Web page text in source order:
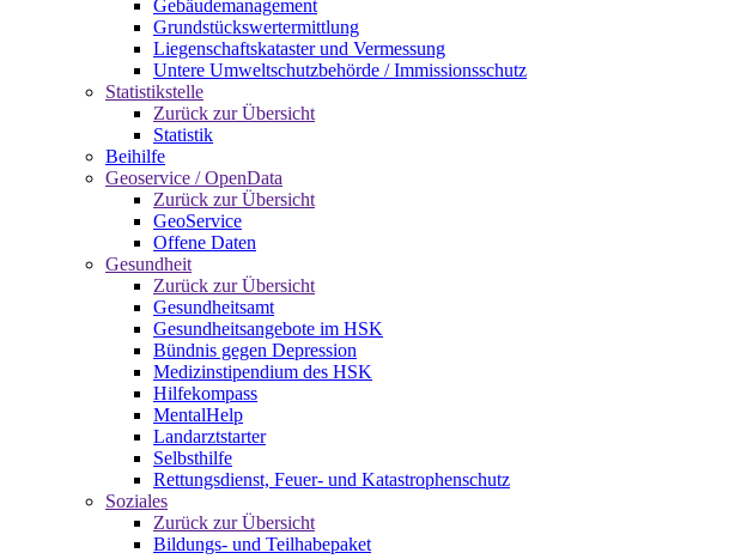
Gebäudemanagement
Grundstückswertermittlung
Liegenschaftskataster und Vermessung
Untere Umweltschutzbehörde / Immissionsschutz
Statistikstelle
Zurück zur Übersicht
Statistik
Beihilfe
Geoservice / OpenData
Zurück zur Übersicht
GeoService
Offene Daten
Gesundheit
Zurück zur Übersicht
Gesundheitsamt
Gesundheitsangebote im HSK
Bündnis gegen Depression
Medizinstipendium des HSK
Hilfekompass
MentalHelp
Landarztstarter
Selbsthilfe
Rettungsdienst, Feuer- und Katastrophenschutz
Soziales
Zurück zur Übersicht
Bildungs- und Teilhabepaket